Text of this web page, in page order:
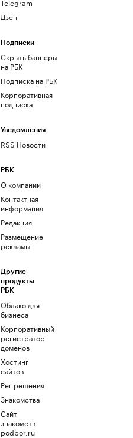
Дзен
Подписки
Скрыть баннеры
на РБК
Подписка на РБК
Корпоративная
подписка
Уведомления
RSS Новости
РБК
О компании
Контактная
информация
Редакция
Размещение
рекламы
Другие
продукты
РБК
Облако для
бизнеса
Корпоративный
регистратор
доменов
Хостинг
сайтов
Рег.решения
Знакомства
Сайт
знакомств
podbor.ru